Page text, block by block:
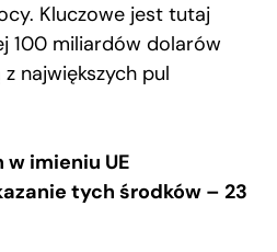
Kluczowe jest tutaj
100 miliardów dolarów
największych pul
w imieniu UE
tych środków – 23